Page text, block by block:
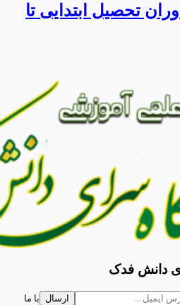
تحصیل ابتدایی تا
دانش فدک
ارسال
با ما